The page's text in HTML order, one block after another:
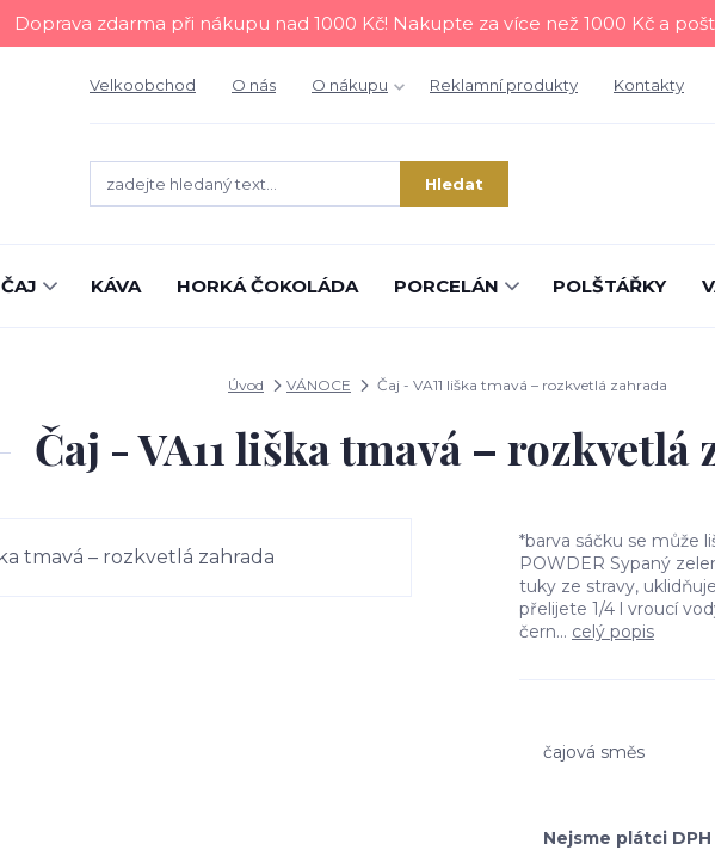
Doprava zdarma při nákupu nad 1000 Kč! Nakupte za více než 1000 Kč a
Velkoobchod O nás O nákupu Reklamní produkty Kontakty
Hledat
ČAJ KÁVA HORKÁ ČOKOLÁDA PORCELÁN POLŠTÁŘKY
Úvod VÁNOCE Čaj - VA11 liška tmavá – rozkvetlá zahrada
Čaj - VA11 liška tmavá – rozkvetlá
*barva sáčku se může
POWDER Sypaný
tuky ze stravy,
přelijete 1/4 l vroucí
čern... celý popis
čajová směs
Nejsme plátci DPH